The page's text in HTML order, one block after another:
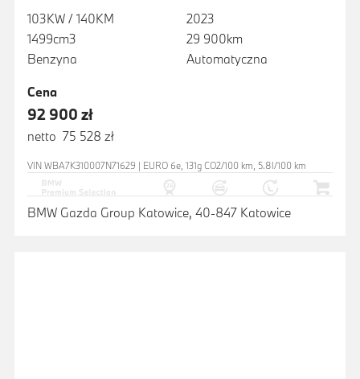
103KW / 140KM
1499cm3
Benzyna
2023
29 900km
Automatyczna
Cena
92 900 zł
netto 75 528 zł
VIN WBA7K310007N71629 | EURO 6e, 131g CO2/100 km, 5.8l/100 km
BMW Gazda Group Katowice, 40-847 Katowice